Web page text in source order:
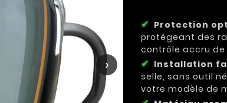
›
Protection
protégeant des
contrôle accru
Installation
selle, sans outil
votre modèle de